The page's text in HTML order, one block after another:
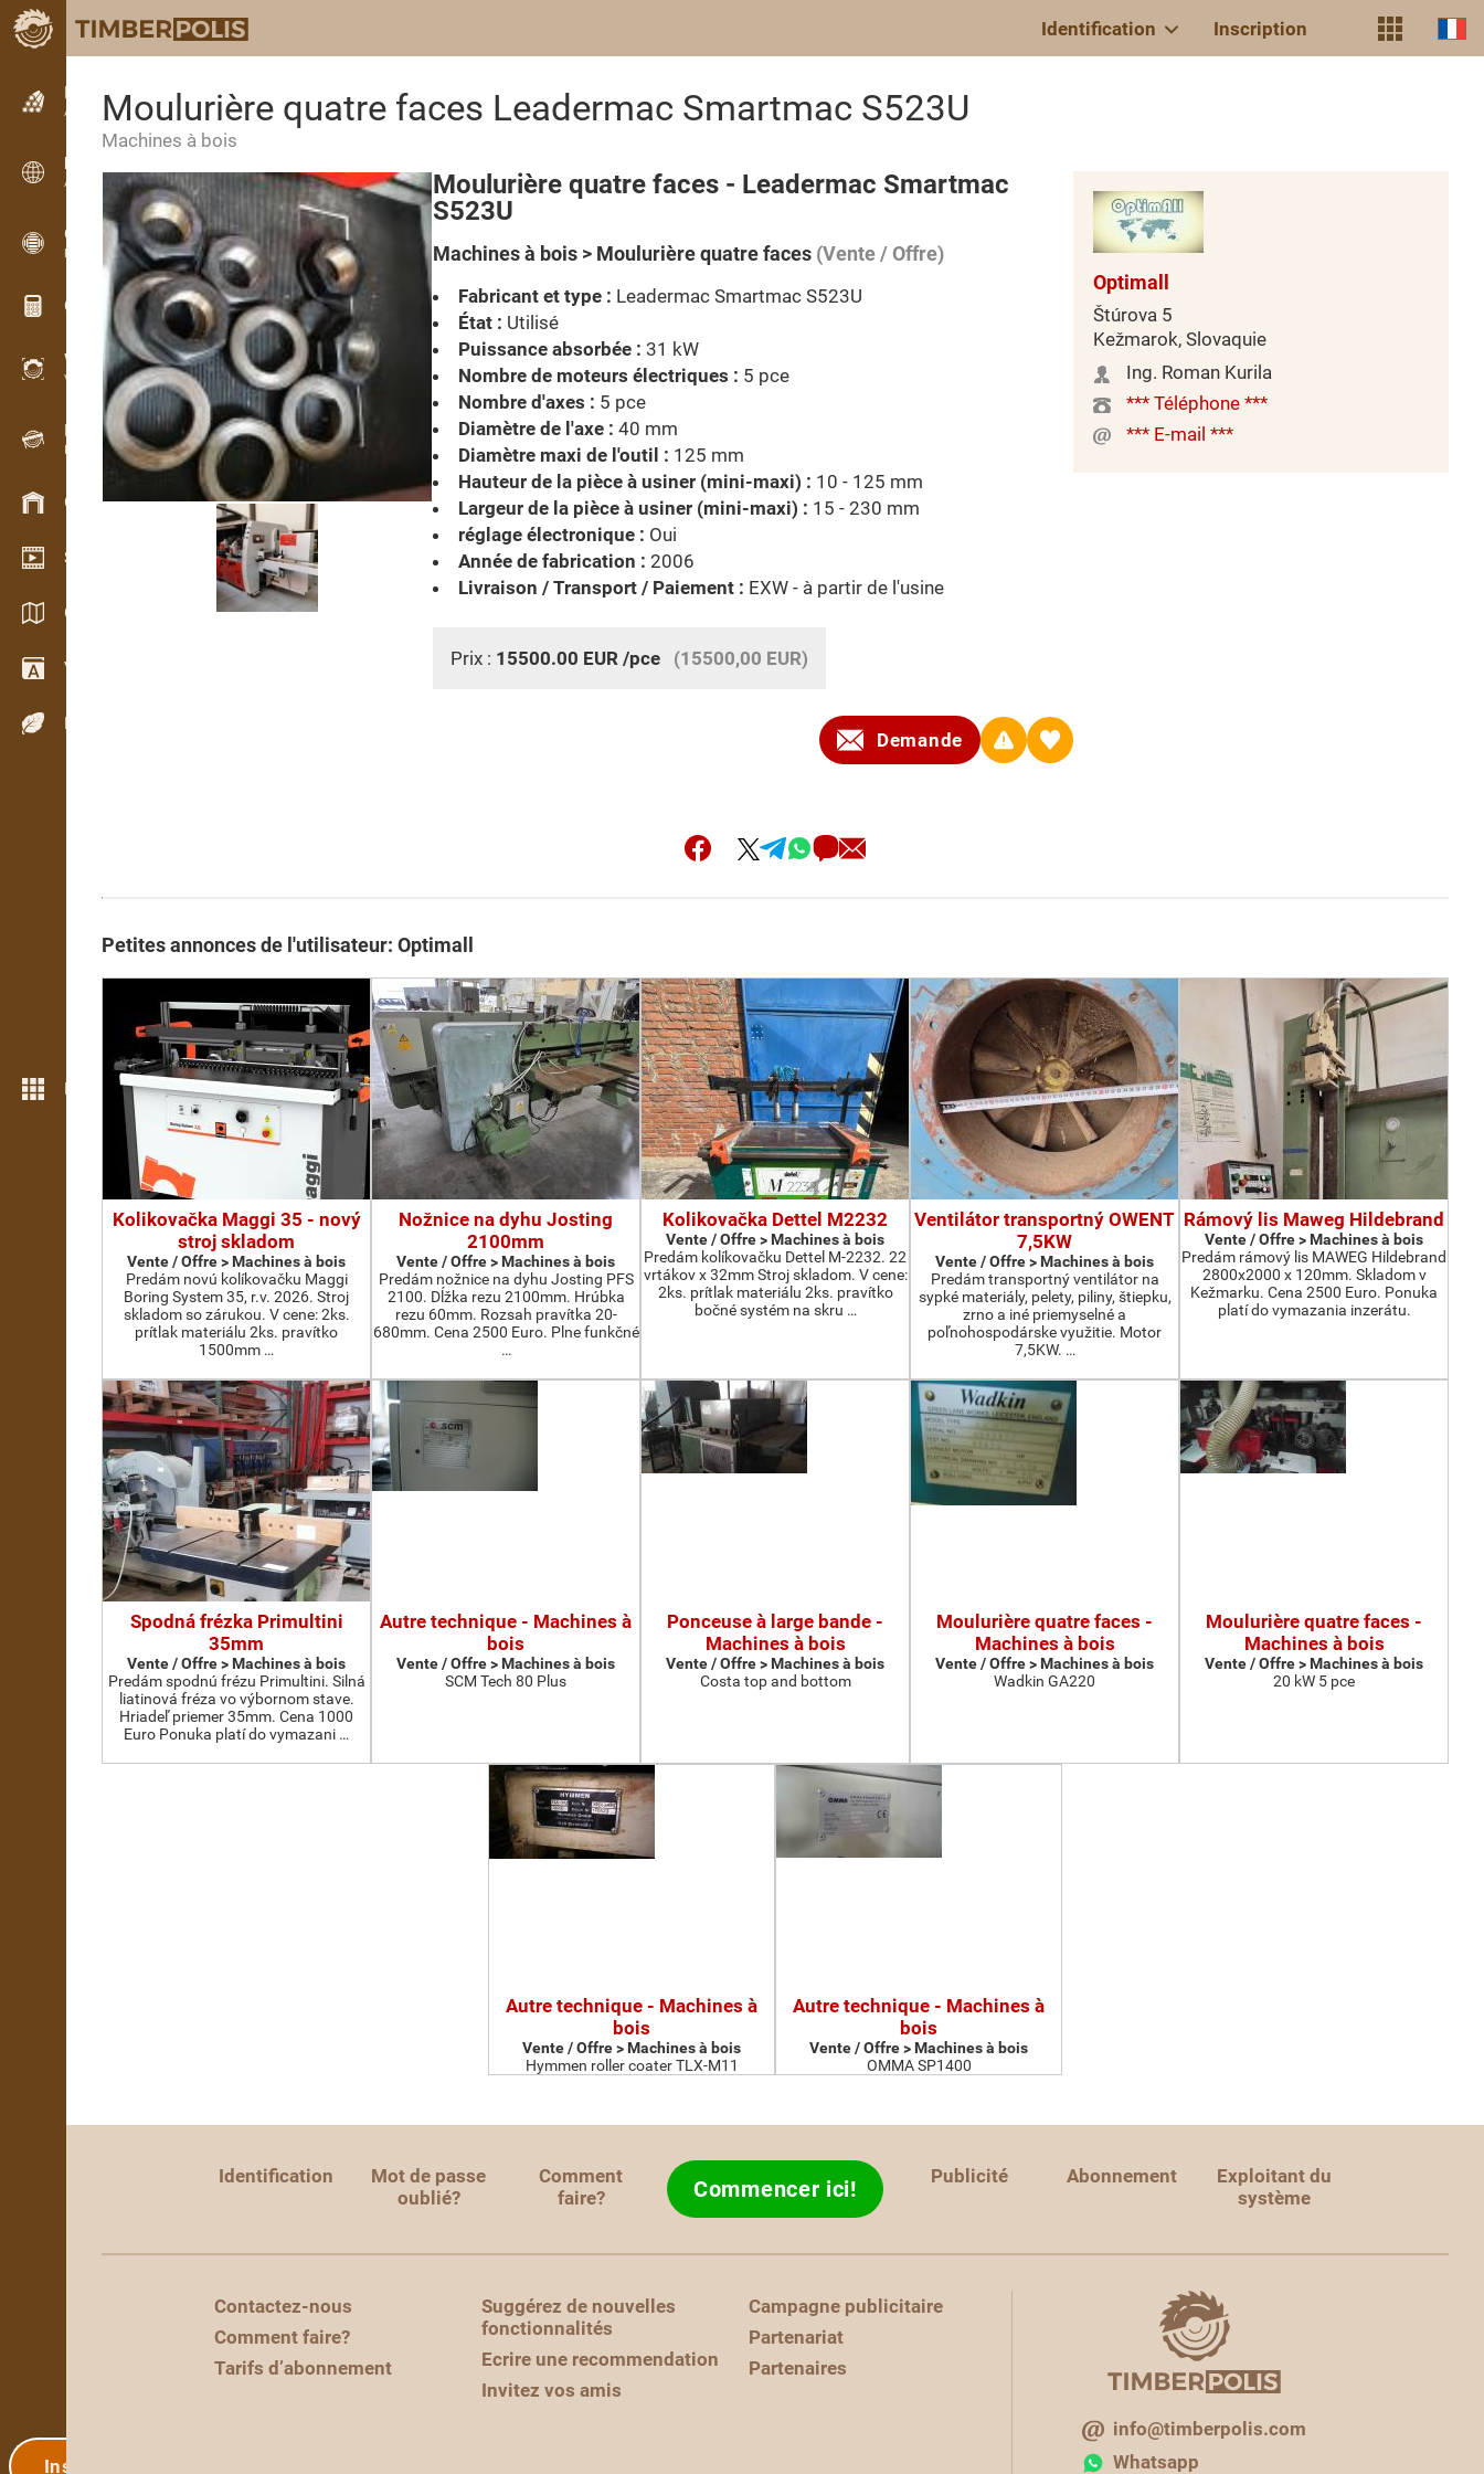
Identification Inscription
Petites annonces
Annonces texte
Petites annonces
Annonces internationales
OPTI-TIMB
Plans de débit
Calculateurs pour le bois
WoodProfi
Volume de bois avec IA
Enregistreur
Inventaire du bois sur le terrain
Gestion du stock
Schowroom vidéo
Catalogues / Brochures
Vocabulaire
Espèces de bois
Plus de fonctions
Inscription
Moulurière quatre faces Leadermac Smartmac S523U
Machines à bois
Moulurière quatre faces - Leadermac Smartmac
S523U
Machines à bois > Moulurière quatre faces (Vente / Offre)
Fabricant et type : Leadermac Smartmac S523U
État : Utilisé
Puissance absorbée : 31 kW
Nombre de moteurs électriques : 5 pce
Nombre d'axes : 5 pce
Diamètre de l'axe : 40 mm
Diamètre maxi de l'outil : 125 mm
Hauteur de la pièce à usiner (mini-maxi) : 10 - 125 mm
Largeur de la pièce à usiner (mini-maxi) : 15 - 230 mm
réglage électronique : Oui
Année de fabrication : 2006
Livraison / Transport / Paiement : EXW - à partir de l'usine
Prix : 15500.00 EUR /pce (15500,00 EUR)
Demande
Optimall
Štúrova 5
Kežmarok, Slovaquie
Ing. Roman Kurila
*** Téléphone ***
*** E-mail ***
Petites annonces de l'utilisateur: Optimall
Kolikovačka Maggi 35 - nový
stroj skladom
Vente / Offre > Machines à bois
Predám novú kolíkovačku Maggi
Boring System 35, r.v. 2026. Stroj
skladom so zárukou. V cene: 2ks.
prítlak materiálu 2ks. pravítko
1500mm …
Nožnice na dyhu Josting
2100mm
Vente / Offre > Machines à bois
Predám nožnice na dyhu Josting PFS
2100. Dĺžka rezu 2100mm. Hrúbka
rezu 60mm. Rozsah pravítka 20-
680mm. Cena 2500 Euro. Plne funkčné
…
Kolikovačka Dettel M2232
Vente / Offre > Machines à bois
Predám kolíkovačku Dettel M-2232. 22
vrtákov x 32mm Stroj skladom. V cene:
2ks. prítlak materiálu 2ks. pravítko
bočné systém na skru …
Ventilátor transportný OWENT
7,5KW
Vente / Offre > Machines à bois
Predám transportný ventilátor na
sypké materiály, pelety, piliny, štiepku,
zrno a iné priemyselné a
poľnohospodárske využitie. Motor
7,5KW. …
Rámový lis Maweg Hildebrand
Vente / Offre > Machines à bois
Predám rámový lis MAWEG Hildebrand
2800x2000 x 120mm. Skladom v
Kežmarku. Cena 2500 Euro. Ponuka
platí do vymazania inzerátu.
Spodná frézka Primultini
35mm
Vente / Offre > Machines à bois
Predám spodnú frézu Primultini. Silná
liatinová fréza vo výbornom stave.
Hriadeľ priemer 35mm. Cena 1000
Euro Ponuka platí do vymazani …
Autre technique - Machines à
bois
Vente / Offre > Machines à bois
SCM Tech 80 Plus
Ponceuse à large bande -
Machines à bois
Vente / Offre > Machines à bois
Costa top and bottom
Moulurière quatre faces -
Machines à bois
Vente / Offre > Machines à bois
Wadkin GA220
Moulurière quatre faces -
Machines à bois
Vente / Offre > Machines à bois
20 kW 5 pce
Autre technique - Machines à
bois
Vente / Offre > Machines à bois
Hymmen roller coater TLX-M11
Autre technique - Machines à
bois
Vente / Offre > Machines à bois
OMMA SP1400
Identification
Mot de passe
oublié?
Comment
faire?
Commencer ici! Publicité Abonnement
Exploitant du
système
Contactez-nous
Comment faire?
Tarifs d’abonnement
Suggérez de nouvelles
fonctionnalités
Ecrire une recommendation
Invitez vos amis
Campagne publicitaire
Partenariat
Partenaires
info@timberpolis.com
Whatsapp